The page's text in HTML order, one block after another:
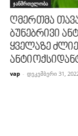
ჯანმრთელობა
ღმერთმა
ბუნებრივი
ყველაზე
vap - დეკემბერი 31,